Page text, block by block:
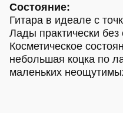
Состояние:
Гитара в идеале с
Лады практически без
Косметическое
небольшая коцка по
маленьких